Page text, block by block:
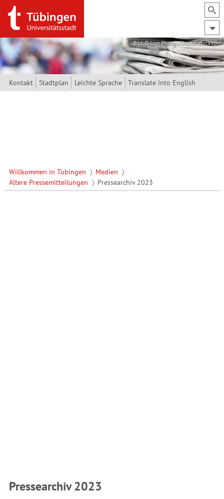
Direkt zum Inhalt
Bild: Billion Photos/Shutterstock.com
Kontakt Stadtplan Leichte Sprache Translate into English
Willkommen in Tübingen
Medien
Ältere Pressemitteilungen
Pressearchiv 2023
Pressearchiv 2023